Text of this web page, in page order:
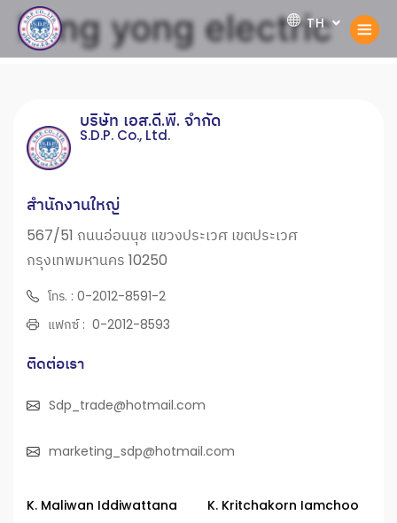
TH
EN
kang yong electric
บริษัท เอส.ดี.พี. จำกัด
S.D.P. Co., Ltd.
สำนักงานใหญ่
567/51 ถนนอ่อนนุช แขวงประเวศ เขตประเวศ
กรุงเทพมหานคร 10250
โทร. : 0-2012-8591-2
แฟกซ์ : 0-2012-8593
ติดต่อเรา
Sdp_trade@hotmail.com
marketing_sdp@hotmail.com
K. Maliwan Iddiwattana
K. Kritchakorn Iamchoo